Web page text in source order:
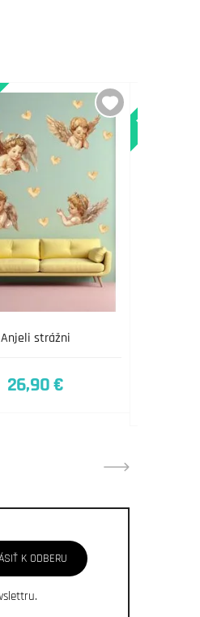
Anjeli strážni
26,90 €
Novinka
K ODBERU